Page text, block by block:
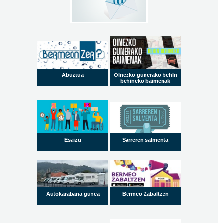
Abuztua
Oinezko gunerako behin
behineko baimenak
Esaizu Sarreren salmenta
Autokarabana gunea Bermeo Zabaltzen